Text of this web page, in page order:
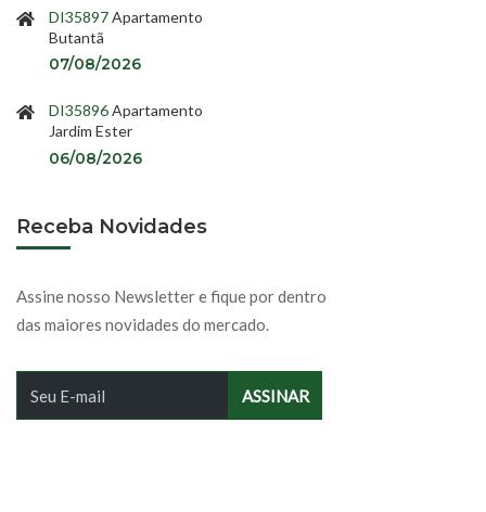
DI35897Apartamento
Butantã
07/08/2026
DI35896Apartamento
Jardim Ester
06/08/2026
Receba Novidades
Assine nosso Newsletter e fique por dentro
das maiores novidades do mercado.